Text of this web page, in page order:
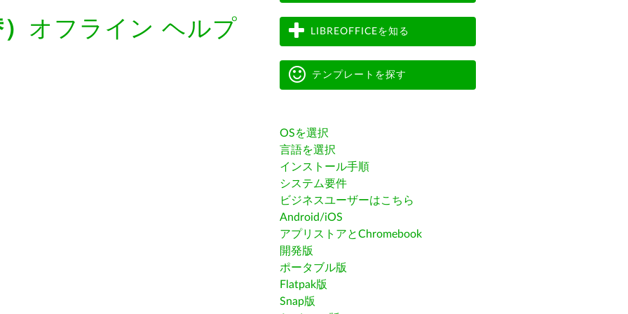
オフライン ヘルプ LIBREOFFICEを知る
テンプレートを探す
OSを選択
言語を選択
インストール手順
システム要件
ビジネスユーザーはこちら
Android/iOS
アプリストアとChromebook
開発版
ポータブル版
Flatpak版
Snap版